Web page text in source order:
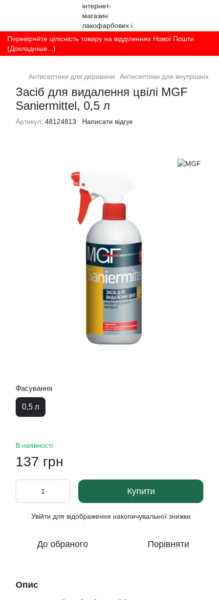
Перевіряйте цілісність товару на відділеннях Нової Пошти
(Докладніше...)
Антисептики для деревини Антисептики для внутрішніх
Засіб для видалення цвілі MGF
Saniermittel, 0,5 л
Артикул: 48124813 Написати відгук
Фасування
0,5 л
В наявності
137 грн
Купити
Увійти для відображення накопичувальної знижки
До обраного Порівняти
Опис